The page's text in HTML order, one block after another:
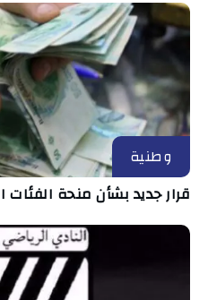
وطنية
قرار جديد بشأن منحة الفئات